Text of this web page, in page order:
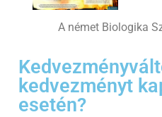
A német Biologika
kedvezményt
esetén?